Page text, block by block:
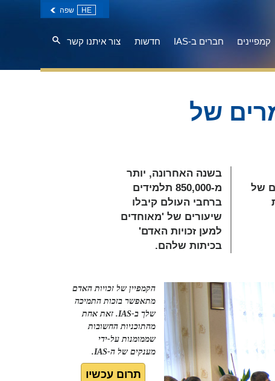
HE שפה
קמפיינים חברים ב-IAS חדשות צור איתנו קשר
של
של
בשנה האחרונה, יותר
מ-850,000 תלמידים
ברחבי העולם קיבלו
שיעורים של 'מאוחדים
למען זכויות האדם'
בכיתות שלהם.
הקמפיין של זכויות האדם
מתאפשר בזכות התמיכה
שלך ב-IAS. זאת אחת
מהתוכניות החשובות
שממומנות על-ידי
מענקים של ה-IAS.
תרום עכשיו